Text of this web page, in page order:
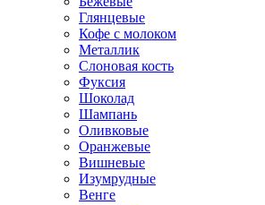
Глянцевые
Кофе с молоком
Металлик
Слоновая кость
Фуксия
Шоколад
Шампань
Оливковые
Оранжевые
Вишневые
Изумрудные
Венге